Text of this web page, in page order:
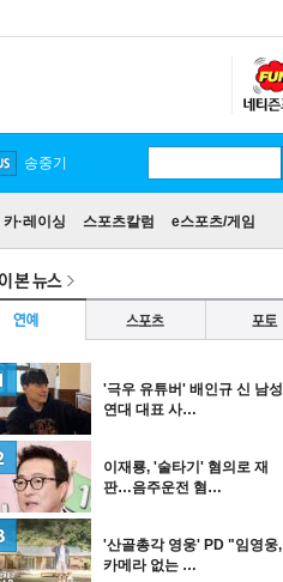
카·레이싱 스포츠칼럼 e스포츠/게임
송중기
'극우 유튜버' 배인규 신 남성
연대 대표 사…
이재룡, '술타기' 혐의로 재
판…음주운전 혐…
'산골총각 영웅' PD "임영웅,
카메라 없는 …